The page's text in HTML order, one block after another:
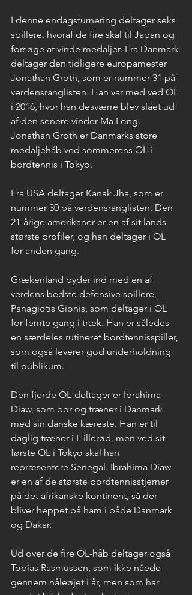
I denne endagsturnering deltager seks
spillere, hvoraf de fire skal til Japan og
forsøge at vinde medaljer. Fra Danmark
deltager den tidligere europamester
Jonathan Groth, som er nummer 31 på
verdensranglisten. Han var med ved OL
i 2016, hvor han desværre blev slået ud
af den senere vinder Ma Long.
Jonathan Groth er Danmarks store
medaljehåb ved sommerens OL i
bordtennis i Tokyo.
Fra USA deltager Kanak Jha, som er
nummer 30 på verdensranglisten. Den
21-årige amerikaner er en af sit lands
største profiler, og han deltager i OL
for anden gang.
Grækenland byder ind med en af
verdens bedste defensive spillere,
Panagiotis Gionis, som deltager i OL
for femte gang i træk. Han er således
en særdeles rutineret bordtennisspiller,
som også leverer god underholdning
til publikum.
Den fjerde OL-deltager er Ibrahima
Diaw, som bor og træner i Danmark
med sin danske kæreste. Han er til
daglig træner i Hillerød, men ved sit
første OL i Tokyo skal han
repræsentere Senegal. Ibrahima Diaw
er en af de største bordtennisstjerner
på det afrikanske kontinent, så der
bliver heppet på ham i både Danmark
og Dakar.
Ud over de fire OL-håb deltager også
Tobias Rasmussen, som ikke nåede
gennem nåleøjet i år, men som har